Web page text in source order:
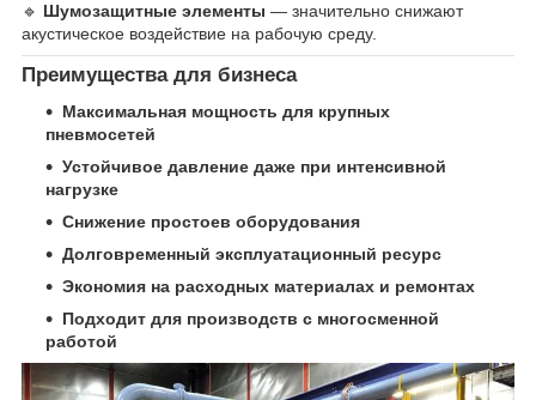
🔹 Шумозащитные элементы — значительно снижают
акустическое воздействие на рабочую среду.
Преимущества для бизнеса
Максимальная мощность для крупных
пневмосетей
Устойчивое давление даже при интенсивной
нагрузке
Снижение простоев оборудования
Долговременный эксплуатационный ресурс
Экономия на расходных материалах и ремонтах
Подходит для производств с многосменной
работой